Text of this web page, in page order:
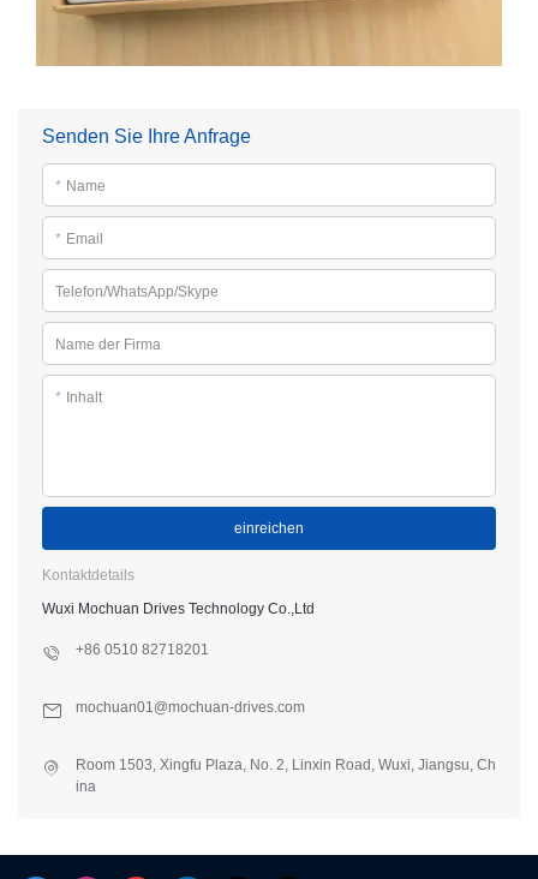
Senden Sie Ihre Anfrage
* Name
* Email
Telefon/WhatsApp/Skype
Name der Firma
* Inhalt
einreichen
Kontaktdetails
Wuxi Mochuan Drives Technology Co.,Ltd
+86 0510 82718201
mochuan01@mochuan-drives.com
Room 1503, Xingfu Plaza, No. 2, Linxin Road, Wuxi, Jiangsu, Ch
ina